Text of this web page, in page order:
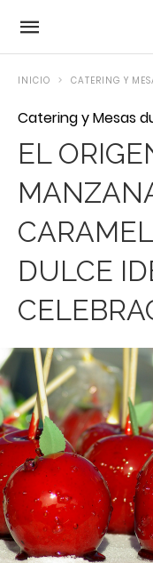
INICIO CATERING Y
Catering y Mesas
EL
DULCE